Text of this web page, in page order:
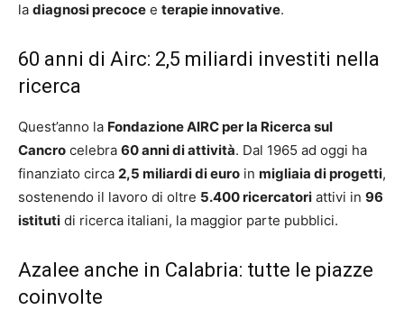
la diagnosi precoce e terapie innovative.
60 anni di Airc: 2,5 miliardi investiti nella
ricerca
Quest’anno la Fondazione AIRC per la Ricerca sul
Cancro celebra 60 anni di attività. Dal 1965 ad oggi ha
finanziato circa 2,5 miliardi di euro in migliaia di progetti,
sostenendo il lavoro di oltre 5.400 ricercatori attivi in 96
istituti di ricerca italiani, la maggior parte pubblici.
Azalee anche in Calabria: tutte le piazze
coinvolte